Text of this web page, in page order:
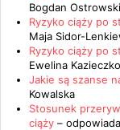
Bogdan Ostrowski
Ryzyko ciąży po
Maja Sidor-
Ryzyko ciąży po
Ewelina Kazieczko
Jakie są szanse
Kowalska
Stosunek
ciąży – odpowiada